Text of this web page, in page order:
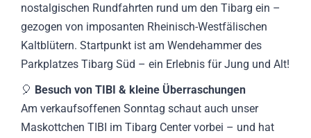
nostalgischen Rundfahrten rund um den Tibarg ein –
gezogen von imposanten Rheinisch-Westfälischen
Kaltblütern. Startpunkt ist am Wendehammer des
Parkplatzes Tibarg Süd – ein Erlebnis für Jung und Alt!
🎈 Besuch von TIBI & kleine Überraschungen
Am verkaufsoffenen Sonntag schaut auch unser
Maskottchen TIBI im Tibarg Center vorbei – und hat